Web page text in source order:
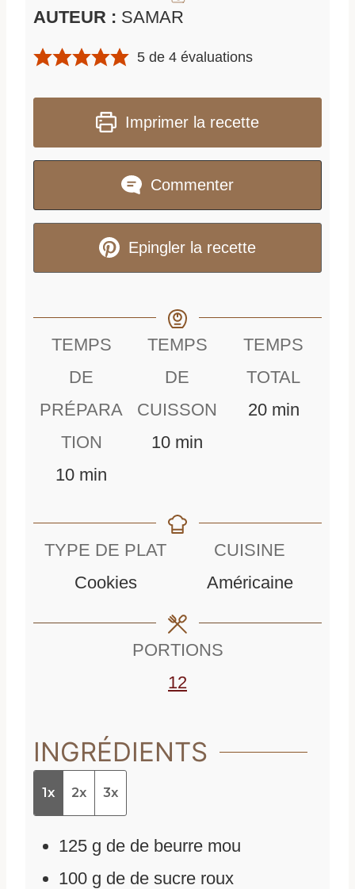
AUTEUR : SAMAR
5 de4 évaluations
Imprimer la recette
Commenter
Epingler la recette
TEMPS
DE
PRÉPARA
TION
10mmin
TEMPS
DE
CUISSON
10m
u
s
min
TEMPS
TOTAL
20m
e
min
TYPE DE PLAT
Cookies
CUISINE
Américaine
PORTIONS
12
INGRÉDIENTS
1x 2x 3x
125 g de de beurre mou
100 g de de sucre roux